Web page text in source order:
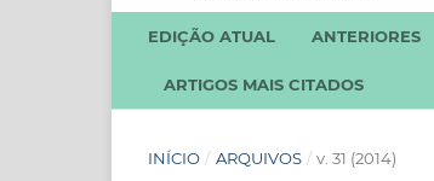
EDIÇÃO ATUAL ANTERIORES
ARTIGOS MAIS CITADOS
INÍCIO / ARQUIVOS / v. 31 (2014)